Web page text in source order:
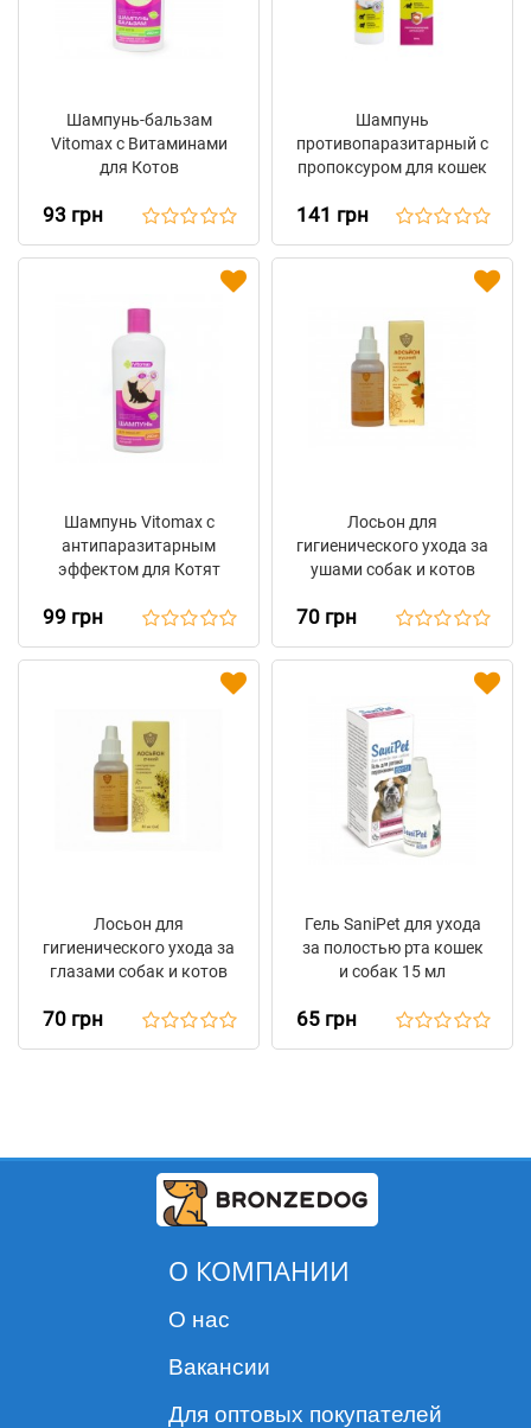
Шампунь-бальзам
Vitomax с Витаминами
для Котов
93 грн
Шампунь
противопаразитарный с
пропоксуром для кошек
141 грн
Шампунь Vitomax с
антипаразитарным
эффектом для Котят
99 грн
Лосьон для
гигиенического ухода за
ушами собак и котов
70 грн
Лосьон для
гигиенического ухода за
глазами собак и котов
70 грн
Гель SaniPet для ухода
за полостью рта кошек
и собак 15 мл
65 грн
О КОМПАНИИ
О нас
Вакансии
Для оптовых покупателей